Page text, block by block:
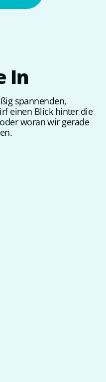
In
spannenden,
einen Blick hinter die
woran wir gerade